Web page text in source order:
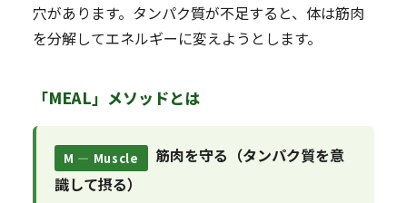
穴があります。タンパク質が不足すると、体は筋肉
を分解してエネルギーに変えようとします。
「MEAL」メソッドとは
M — Muscle
筋肉を守る（タンパク質を意
識して摂る）